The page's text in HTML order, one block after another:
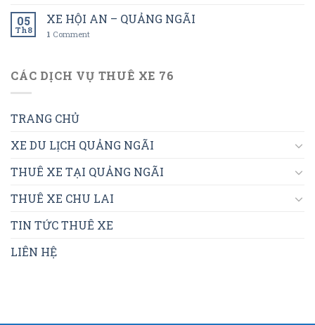
05
Th8
XE HỘI AN – QUẢNG NGÃI
1 Comment
CÁC DỊCH VỤ THUÊ XE 76
TRANG CHỦ
XE DU LỊCH QUẢNG NGÃI
THUÊ XE TẠI QUẢNG NGÃI
THUÊ XE CHU LAI
TIN TỨC THUÊ XE
LIÊN HỆ